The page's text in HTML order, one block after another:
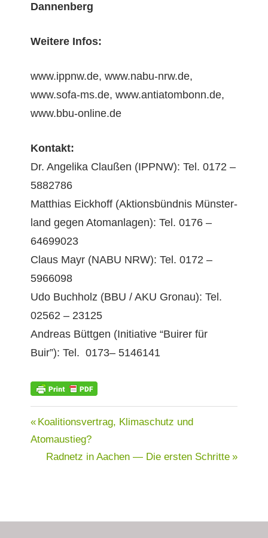
Dannenberg
Weit­ere Infos:
www.ippnw.de, www.nabu-nrw.de,
www.sofa-ms.de, www.antiatombonn.de,
www.bbu-online.de
Kon­takt:
Dr. Ange­li­ka Claußen (IPPNW): Tel. 0172 –
5882786
Matthias Eick­hoff (Aktions­bünd­nis Mün­ster­
land gegen Atom­an­la­gen): Tel. 0176 –
64699023
Claus Mayr (NABU NRW): Tel. 0172 –
5966098
Udo Buch­holz (BBU / AKU Gronau): Tel.
02562 – 23125
Andreas Büttgen (Ini­tia­tive “Buir­er für
Buir”): Tel. 0173– 5146141
ATOMKRAFT
Beitragsnavigation
Vorheriger
Beitrag:
Koalitionsvertrag, Klimaschutz und
Atomaustieg?
Nächster
Radnetz in Aachen — Die ersten Schritte